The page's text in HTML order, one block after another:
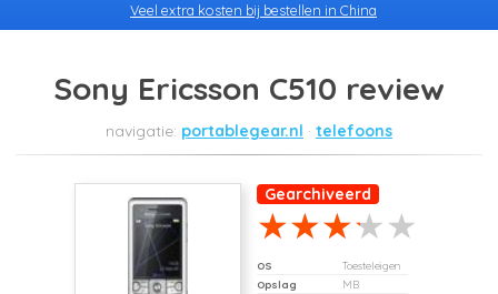
Veel extra kosten bij bestellen in China
Sony Ericsson C510 review
portablegear.nl telefoons
Gearchiveerd
OS
Toesteleigen
Opslag
MB